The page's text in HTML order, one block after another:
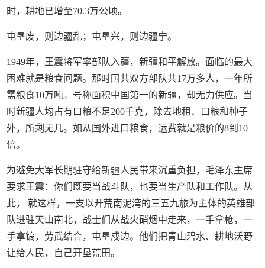
时，耕地已增至70.3万公顷。
屯垦废，则边疆乱；屯垦兴，则边疆宁。
1949年，王震将军率部队入疆，新疆和平解放。面临的最大
困难就是粮食问题。那时国共双方部队共17万多人，一年所
需粮食10万吨。号称面积中国第一的新疆，却无力供应。当
时新疆人均占有口粮不足200千克，除去地租、口粮和种子
外，所剩无几。如从国外进口粮食，运费就是粮价的8到10
倍。
为避免大军长期驻守给新疆人民带来沉重负担，毛泽东主席
要求王震：你们既要当战斗队，也要当生产队和工作队。从
此， 就这样，一支以开荒南泥湾的三五九旅为主体的英雄部
队进驻天山南北，战士们从战火硝烟中走来，一手拿枪，一
手拿镐，劳武结合，屯垦戍边。他们把青山碧水、耕地沃野
让给人民，自己开垦荒田。